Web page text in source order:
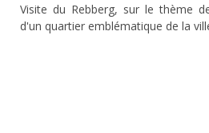
Visite du Rebberg, sur le thème
d'un quartier emblématique de la